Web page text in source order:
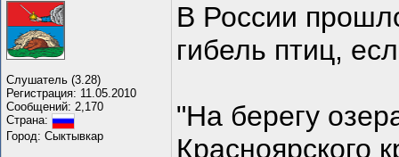
Слушатель (3.28)
Регистрация: 11.05.2010
Сообщений: 2,170
Страна:
Город: Сыктывкар
В России
гибель птиц,
"На берегу
Красноярского